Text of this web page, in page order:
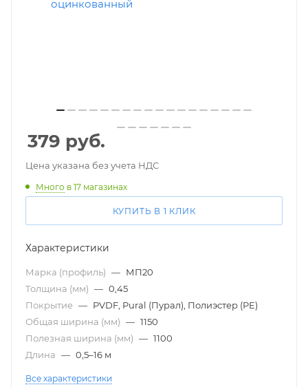
379 руб.
Цена указана без учета НДС
Много в 17 магазинах
КУПИТЬ В 1 КЛИК
Характеристики
Марка (профиль) — МП20
Толщина (мм) — 0,45
Покрытие — PVDF, Pural (Пурал), Полиэстер (PE)
Общая ширина (мм) — 1150
Полезная ширина (мм) — 1100
Длина — 0,5–16 м
Все характеристики